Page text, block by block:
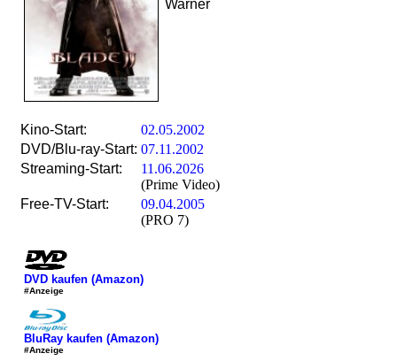
Warner
Kino-Start:
02.05.2002
DVD/Blu-ray-Start: 07.11.2002
Streaming-Start:
11.06.2026
(Prime Video)
Free-TV-Start:
09.04.2005
(PRO 7)
DVD kaufen (Amazon)
#Anzeige
BluRay kaufen (Amazon)
#Anzeige